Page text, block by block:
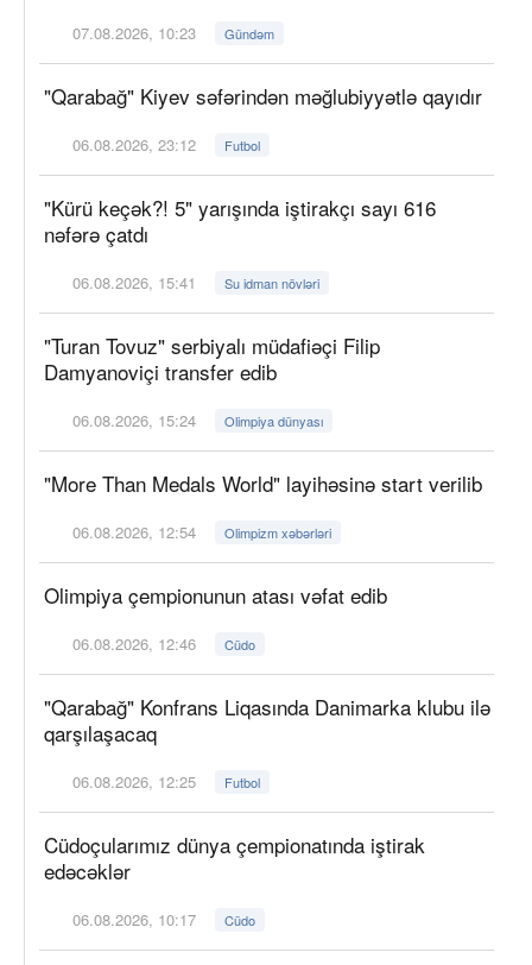
07.08.2026, 10:23 Gündəm
"Qarabağ" Kiyev səfərindən məğlubiyyətlə qayıdır
06.08.2026, 23:12 Futbol
"Kürü keçək?! 5" yarışında iştirakçı sayı 616
nəfərə çatdı
06.08.2026, 15:41 Su idman növləri
"Turan Tovuz" serbiyalı müdafiəçi Filip
Damyanoviçi transfer edib
06.08.2026, 15:24 Olimpiya dünyası
"More Than Medals World" layihəsinə start verilib
06.08.2026, 12:54 Olimpizm xəbərləri
Olimpiya çempionunun atası vəfat edib
06.08.2026, 12:46 Cüdo
"Qarabağ" Konfrans Liqasında Danimarka klubu ilə
qarşılaşacaq
06.08.2026, 12:25 Futbol
Cüdoçularımız dünya çempionatında iştirak
edəcəklər
06.08.2026, 10:17 Cüdo